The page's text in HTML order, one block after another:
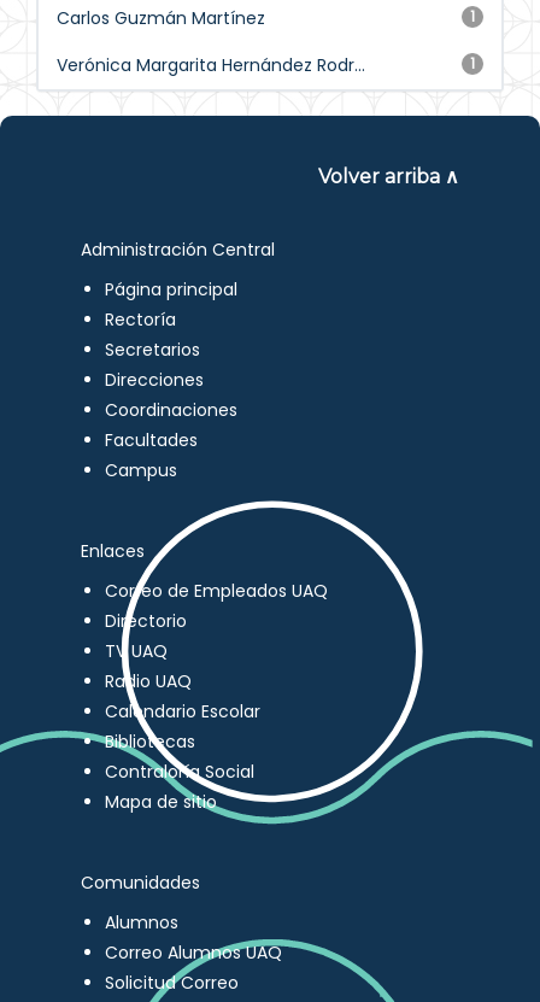
1
Carlos Guzmán Martínez
1
Verónica Margarita Hernández Rodr...
Volver arriba ∧
Administración Central
Página principal
Rectoría
Secretarios
Direcciones
Coordinaciones
Facultades
Campus
Enlaces
Correo de Empleados UAQ
Directorio
TV UAQ
Radio UAQ
Calendario Escolar
Bibliotecas
Contraloría Social
Mapa de sitio
Comunidades
Alumnos
Correo Alumnos UAQ
Solicitud Correo